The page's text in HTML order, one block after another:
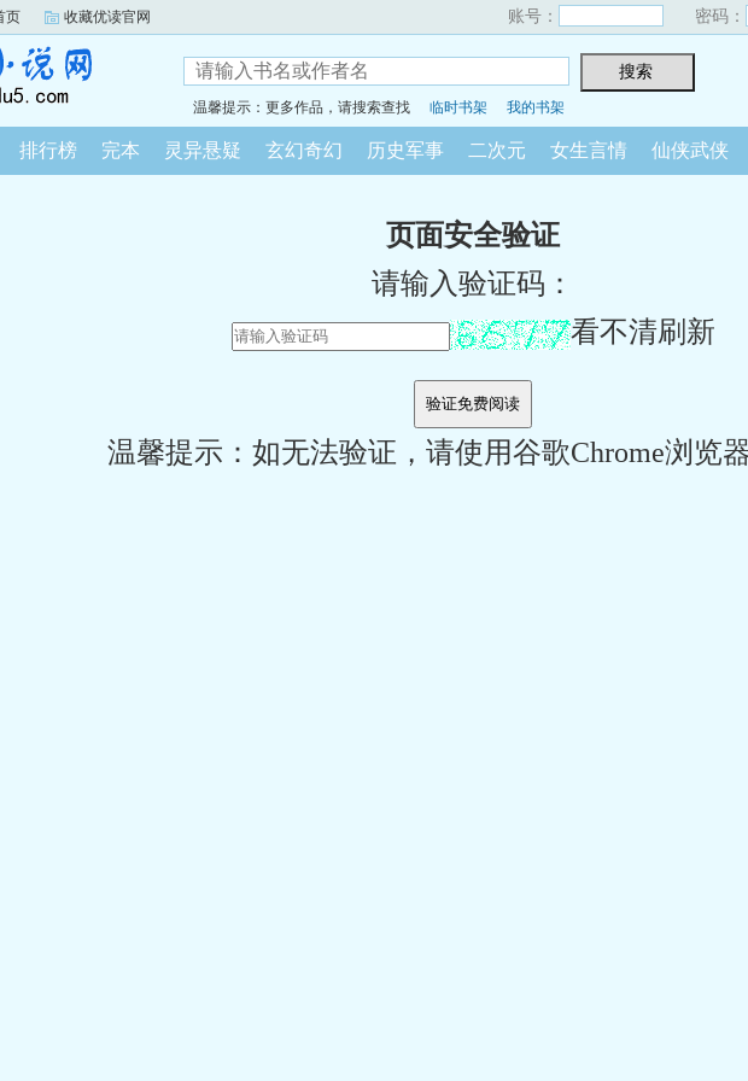
页 收藏优读官网 账号： 密码：
温馨提示：更多作品，请搜索查找 临时书架 我的书架
排行榜 完本 灵异悬疑 玄幻奇幻 历史军事 二次元 女生言情 仙侠武侠
页面安全验证
请输入验证码：
看不清刷新
温馨提示：如无法验证，请使用谷歌Chrome浏览器